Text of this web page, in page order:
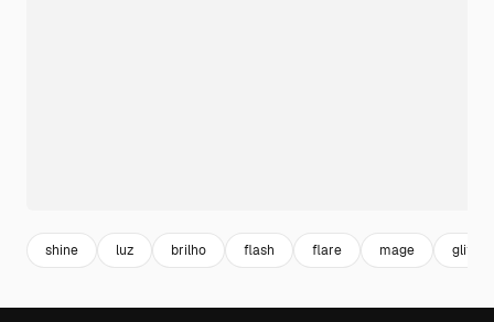
shine luz brilho flash flare mage glitter